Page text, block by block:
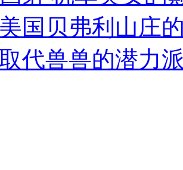
国贝弗利山庄
代兽兽的潜力